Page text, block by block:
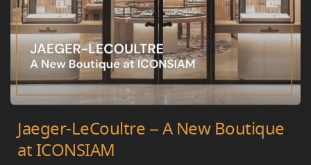
Jaeger-LeCoultre – A New Boutique
at ICONSIAM